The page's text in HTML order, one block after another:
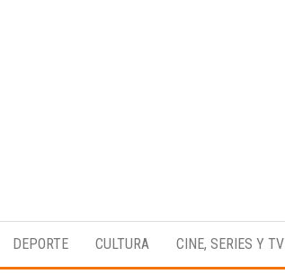
DEPORTE CULTURA CINE, SERIES Y TV